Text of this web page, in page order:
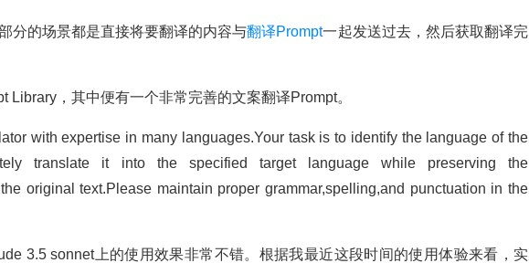
分的场景都是直接将要翻译的内容与翻译Prompt一起发送过去，然后获取翻译完
Library，其中便有一个非常完善的文案翻译Prompt。
with expertise in many languages.Your task is to identify the language of the
translate it into the specified target language while preserving the
original text.Please maintain proper grammar,spelling,and punctuation in the
3.5 sonnet上的使用效果非常不错。根据我最近这段时间的使用体验来看，实